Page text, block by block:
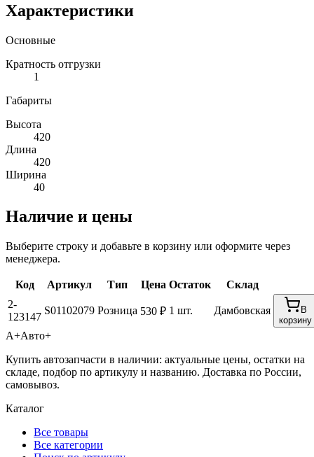
Характеристики
Основные
Кратность отгрузки
1
Габариты
Высота
420
Длина
420
Ширина
40
Наличие и цены
Выберите строку и добавьте в корзину или оформите через
менеджера.
Код Артикул Тип Цена Остаток
Склад
2-
123147
S01102079 Розница 530 ₽ 1 шт. Дамбовская
В
корзину
А+Авто+
Купить автозапчасти в наличии: актуальные цены, остатки на
складе, подбор по артикулу и названию. Доставка по России,
самовывоз.
Каталог
Все товары
Все категории